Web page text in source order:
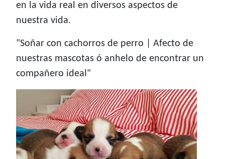
en la vida real en diversos aspectos de
nuestra vida.
"Soñar con cachorros de perro | Afecto de
nuestras mascotas ó anhelo de encontrar un
compañero ideal"